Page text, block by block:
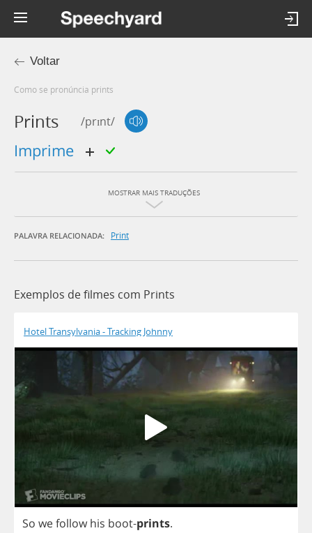
Voltar
Como se pronúncia prints
Prints /prɪnt/
imprime
MOSTRAR MAIS TRADUÇÕES
PALAVRA RELACIONADA: Print
Exemplos de filmes com Prints
Hotel Transylvania - Tracking Johnny
So wefollow his boot-prints.